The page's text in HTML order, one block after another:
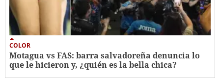
COLOR
Motagua vs FAS: barra salvadoreña denuncia lo
que le hicieron y, ¿quién es la bella chica?